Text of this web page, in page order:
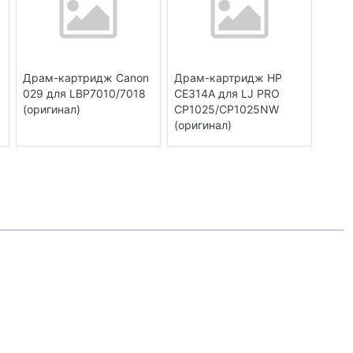
Драм-картридж Canon
029 для LBP7010/7018
(оригинал)
Драм-картридж HP
CE314A для LJ PRO
CP1025/CP1025NW
(оригинал)